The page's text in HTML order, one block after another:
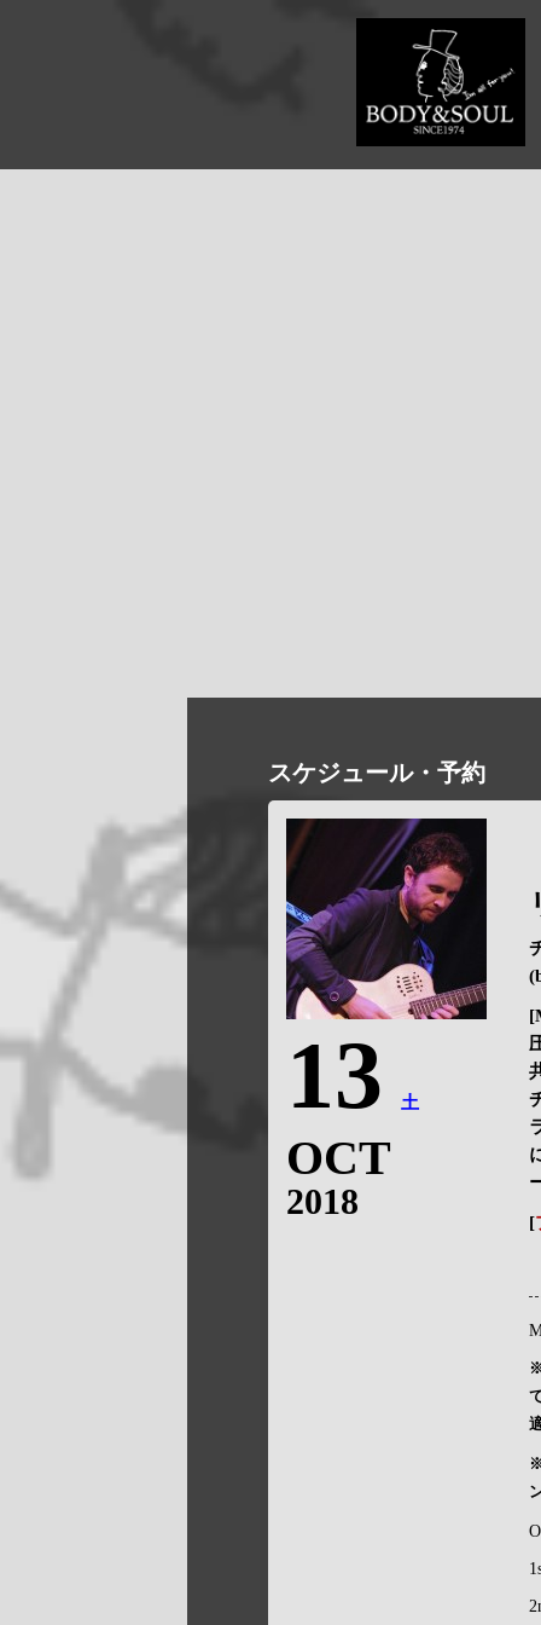
スケジュール・予約
13 土
OCT
2018
[